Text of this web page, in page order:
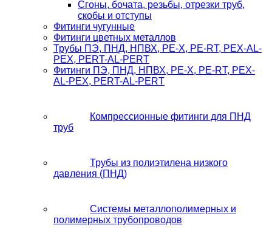
Сгоны, бочата, резьбы, отрезки труб,
скобы и отступы
Фитинги чугунные
Фитинги цветных металлов
Трубы ПЭ, ПНД, НПВХ, PE-X, PE-RT, PEX-AL-
PEX, PERT-AL-PERT
Фитинги ПЭ, ПНД, НПВХ, PE-X, PE-RT, PEX-
AL-PEX, PERT-AL-PERT
Компрессионные фитинги для ПНД
труб
Трубы из полиэтилена низкого
давления (ПНД)
Системы металлополимерных и
полимерных трубопроводов